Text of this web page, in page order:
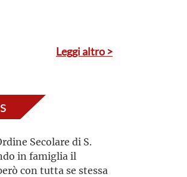
Leggi altro >
Secolare di S.
in famiglia il
con tutta se stessa